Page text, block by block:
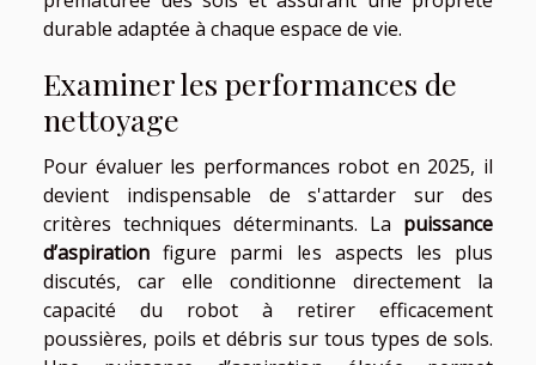
durable adaptée à chaque espace de vie.
Examiner les performances de
nettoyage
Pour évaluer les performances robot en 2025, il
devient indispensable de s'attarder sur des
critères techniques déterminants. La puissance
d’aspiration figure parmi les aspects les plus
discutés, car elle conditionne directement la
capacité du robot à retirer efficacement
poussières, poils et débris sur tous types de sols.